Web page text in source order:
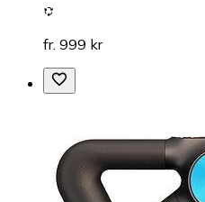
fr. 999 kr